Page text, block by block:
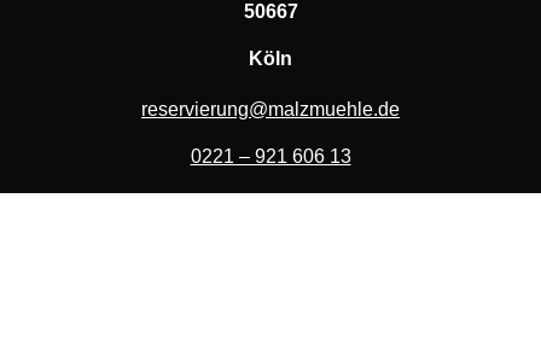
50667
Köln
reservierung@malzmuehle.de
0221 – 921 606 13